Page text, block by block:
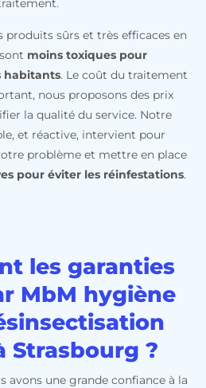
produits sûrs et très efficaces en
moins toxiques pour
habitants. Le coût du traitement
nous proposons des prix
la qualité du service. Notre
et réactive, intervient pour
problème et mettre en place
pour éviter les réinfestations.
les garanties
MbM hygiène
Strasbourg ?
avons une grande confiance à la